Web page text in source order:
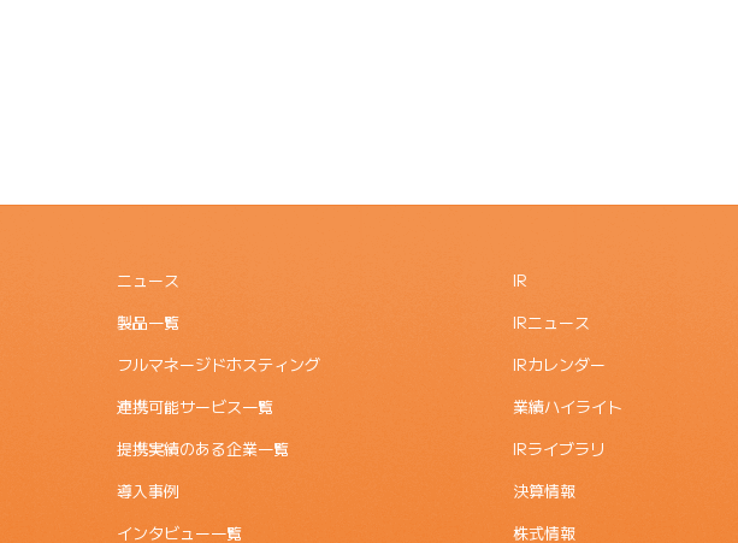
ニュース
製品一覧
フルマネージドホスティング
連携可能サービス一覧
提携実績のある企業一覧
導入事例
インタビュー一覧
IR
IRニュース
IRカレンダー
業績ハイライト
IRライブラリ
決算情報
株式情報